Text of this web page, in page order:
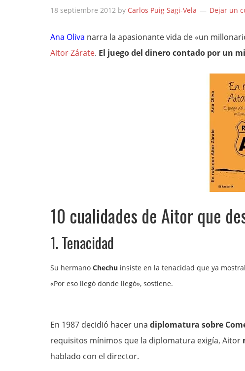
18 septiembre 2012 by Carlos Puig Sagi-Vela Dejar un
Ana Oliva narra la apasionante vida de «un
Aitor Zárate. El juego del dinero contado por un
10 cualidades de Aitor que
1. Tenacidad
Su hermano Chechu insiste en la tenacidad que ya
«Por eso llegó donde llegó», sostiene.
En 1987 decidió hacer una diplomatura sobre
requisitos mínimos que la diplomatura exigía, Aitor
hablado con el director.